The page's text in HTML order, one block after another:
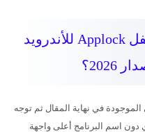
كيفية تنزيل تطبيق القفل Applock للأندرويد
الموجودة في نهاية المقال ثم توجه
اسم البرنامج أعلى واجهة